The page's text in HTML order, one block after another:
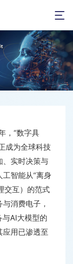

，“数字具
成为全球科技
、实时决策与
智能从“离身
交互）的范式
消费电子，
AI大模型的
应用已渗透至